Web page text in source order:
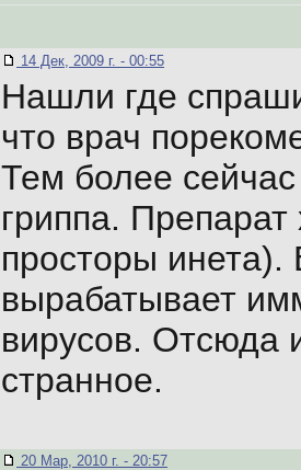
14 Дек, 2009 г. - 00:55
Нашли где
что врач
Тем более
гриппа.
просторы инета).
вырабатывает
вирусов. Отсюда
странное.
20 Мар, 2010 г. - 20:57